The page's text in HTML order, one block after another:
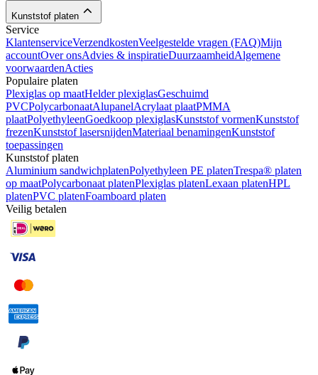
Kunststof platen
Service
KlantenserviceVerzendkostenVeelgestelde vragen (FAQ)Mijn
accountOver onsAdvies & inspiratieDuurzaamheidAlgemene
voorwaardenActies
Populaire platen
Plexiglas op maatHelder plexiglasGeschuimd
PVCPolycarbonaatAlupanelAcrylaat plaatPMMA
plaatPolyethyleenGoedkoop plexiglasKunststof vormenKunststof
frezenKunststof lasersnijdenMateriaal benamingenKunststof
toepassingen
Kunststof platen
Aluminium sandwichplatenPolyethyleen PE platenTrespa® platen
op maatPolycarbonaat platenPlexiglas platenLexaan platenHPL
platenPVC platenFoamboard platen
Veilig betalen